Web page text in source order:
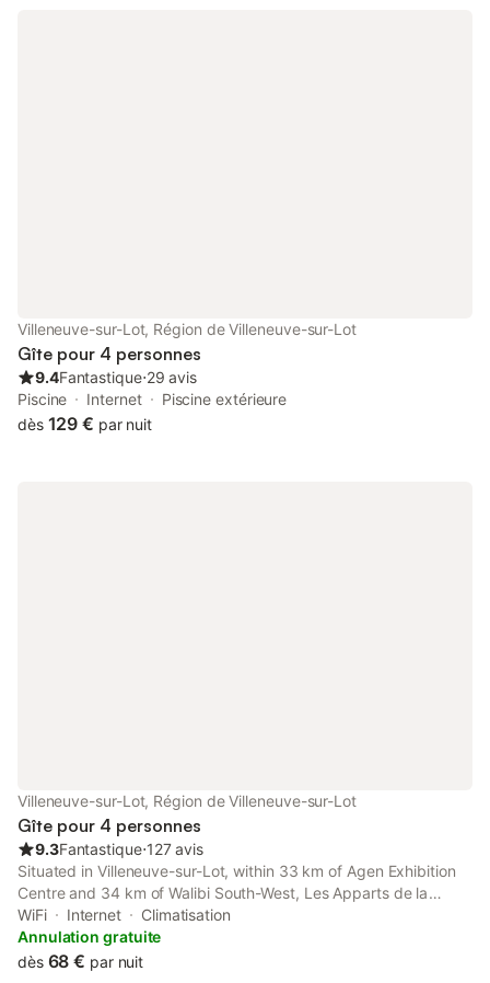
Villeneuve-sur-Lot, Région de Villeneuve-sur-Lot
Gîte pour 4 personnes
9.4Fantastique⋅29 avis
Piscine
Internet
Piscine extérieure
dès 129 € par nuit
Villeneuve-sur-Lot, Région de Villeneuve-sur-Lot
Gîte pour 4 personnes
9.3Fantastique⋅127 avis
Situated in Villeneuve-sur-Lot, within 33 km of Agen Exhibition
Centre and 34 km of Walibi South-West, Les Apparts de la
Bastide 35A offers accommodation with free WiFi, air
conditioning and a terrace.
WiFi Internet
Climatisation
Annulation gratuite
dès 68 € par nuit